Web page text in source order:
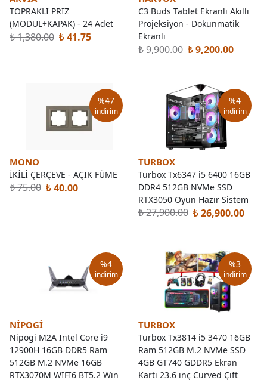
TOPRAKLI PRİZ
(MODUL+KAPAK) - 24 Adet
₺ 1,380.00 ₺ 41.75
C3 Buds Tablet Ekranlı Akıllı
Projeksiyon - Dokunmatik
Ekranlı
₺ 9,900.00 ₺ 9,200.00
%47
indirim
MONO
İKİLİ ÇERÇEVE - AÇIK FÜME
₺ 75.00 ₺ 40.00
%4
indirim
TURBOX
Turbox Tx6347 i5 6400 16GB
DDR4 512GB NVMe SSD
RTX3050 Oyun Hazır Sistem
₺ 27,900.00 ₺ 26,900.00
%4
indirim
NIPOGI
Nipogi M2A Intel Core i9
12900H 16GB DDR5 Ram
512GB M.2 NVMe 16GB
RTX3070M WIFI6 BT5.2 Win
%3
indirim
TURBOX
Turbox Tx3814 i5 3470 16GB
Ram 512GB M.2 NVMe SSD
4GB GT740 GDDR5 Ekran
Kartı 23.6 inç Curved Çift